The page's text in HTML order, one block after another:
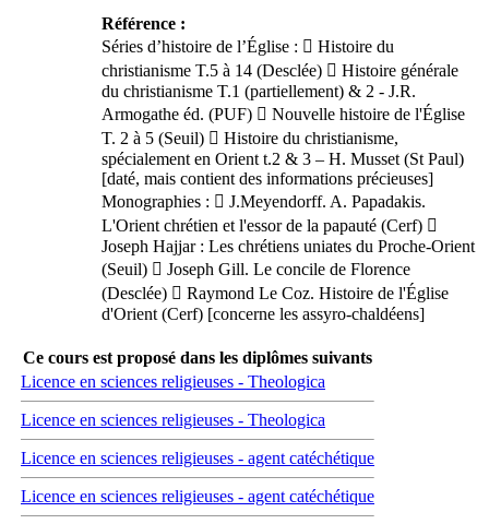
Référence :
Séries d’histoire de l’Église :  Histoire du
christianisme T.5 à 14 (Desclée)  Histoire générale
du christianisme T.1 (partiellement) & 2 - J.R.
Armogathe éd. (PUF)  Nouvelle histoire de l'Église
T. 2 à 5 (Seuil)  Histoire du christianisme,
spécialement en Orient t.2 & 3 – H. Musset (St Paul)
[daté, mais contient des informations précieuses]
Monographies :  J.Meyendorff. A. Papadakis.
L'Orient chrétien et l'essor de la papauté (Cerf) 
Joseph Hajjar : Les chrétiens uniates du Proche-Orient
(Seuil)  Joseph Gill. Le concile de Florence
(Desclée)  Raymond Le Coz. Histoire de l'Église
d'Orient (Cerf) [concerne les assyro-chaldéens]
Ce cours est proposé dans les diplômes suivants
Licence en sciences religieuses - Theologica
Licence en sciences religieuses - Theologica
Licence en sciences religieuses - agent catéchétique
Licence en sciences religieuses - agent catéchétique